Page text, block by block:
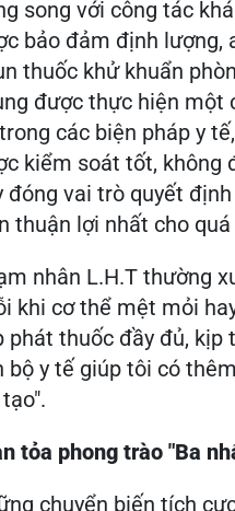
trì cơ chế phối hợp
địa bàn tỉnh. Đối với
tức làm thủ tục
được tiếp cận với
sóc sức khỏe của
song với công tác
bảo đảm định lượng,
được thực hiện một
trong các biện pháp y
kiểm soát tốt, không
đóng vai trò quyết
thuận lợi nhất cho
nhân L.H.T thường
khi cơ thể mệt mỏi